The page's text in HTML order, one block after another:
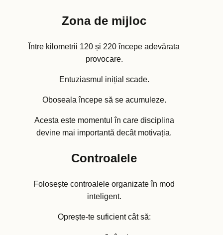
Zona de mijloc
Între kilometrii 120 și 220 începe adevărata
provocare.
Entuziasmul inițial scade.
Oboseala începe să se acumuleze.
Acesta este momentul în care disciplina
devine mai importantă decât motivația.
Controalele
Folosește controalele organizate în mod
inteligent.
Oprește-te suficient cât să: